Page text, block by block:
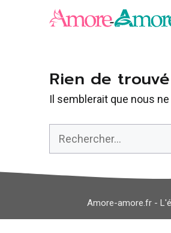
Rien de trouvé
Il semblerait que nous
Rechercher :
Amore-amore.fr -